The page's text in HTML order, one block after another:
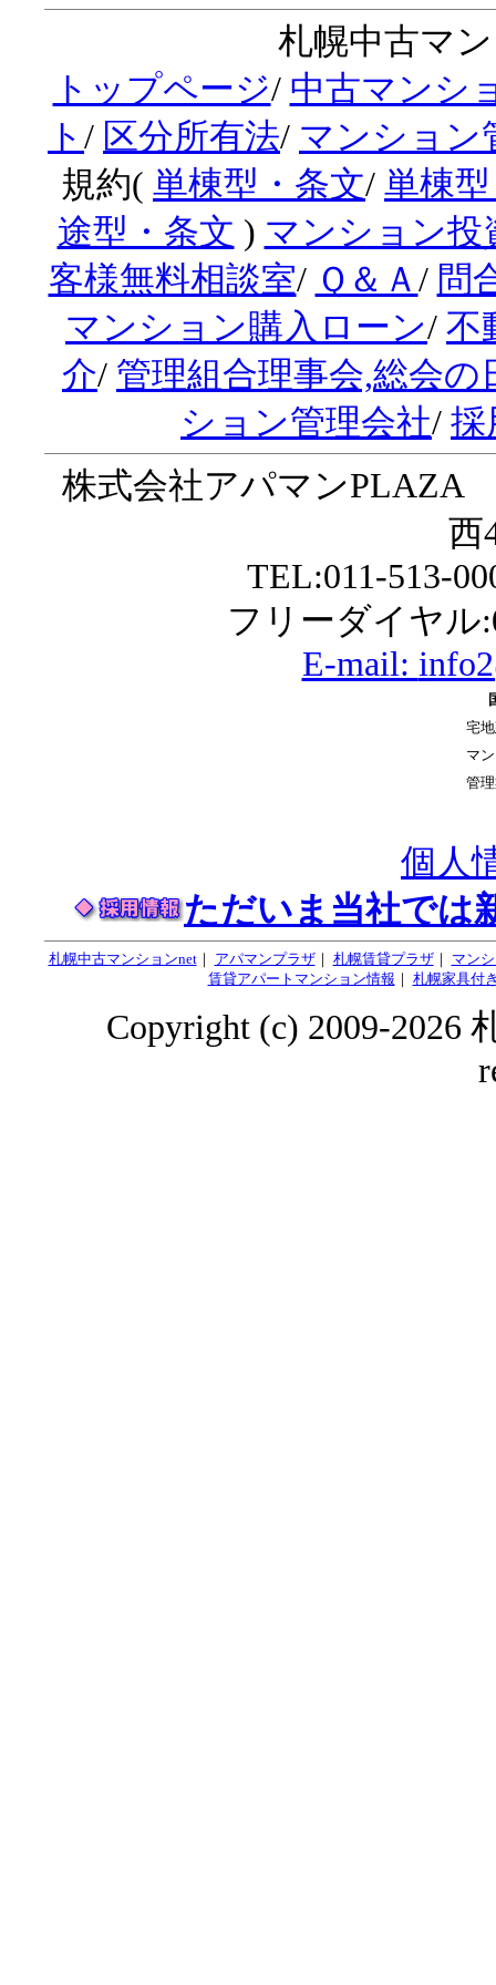
札幌中古マ
トップページ/ 中古マンシ
ト / 区分所有法/ マンション
規約( 単棟型・条文/ 単棟
途型・条文 ) マンション投
客様無料相談室/ Ｑ＆Ａ / 問
マンション購入ローン/ 不
介/ 管理組合理事会,総会の
ション管理会社/ 採
株式会社アパマン
西
TEL:011-513-
フリーダイヤル
E-mail:
宅
マ
管
個人
ただいま当社では
札幌中古マンションnet｜ アパマンプラザ｜ 札幌賃貸プラザ｜ マン
賃貸アパートマンション情報 ｜ 札幌家具付
Copyright (c) 2009-2026